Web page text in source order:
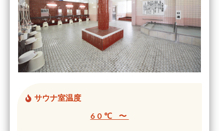
サウナ室温度
60℃ 〜